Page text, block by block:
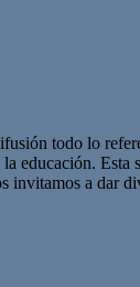
todo lo
invitamos a dar